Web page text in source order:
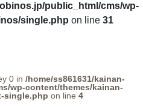
public_html/cms/wp-
single.php on line 31
0 in /home/ss861631/kainan-
wp-content/themes/kainan-
single.php on line 4